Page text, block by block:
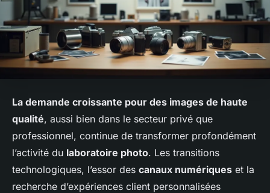
La demande croissante pour des images de haute
qualité, aussi bien dans le secteur privé que
professionnel, continue de transformer profondément
l’activité du laboratoire photo. Les transitions
technologiques, l’essor des canaux numériques et la
recherche d’expériences client personnalisées